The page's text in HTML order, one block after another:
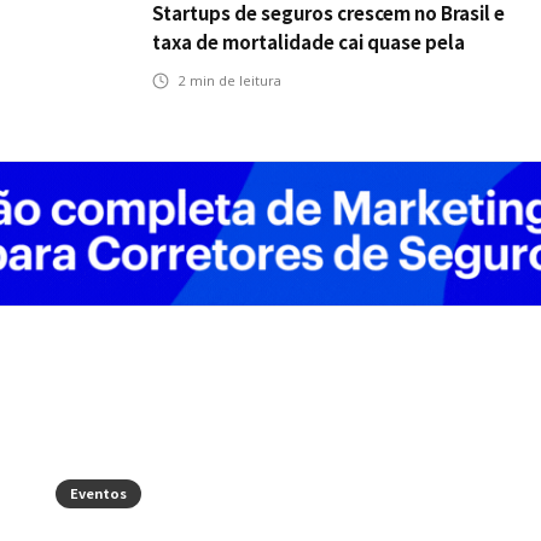
Startups de seguros crescem no Brasil e
taxa de mortalidade cai quase pela
metade, aponta estudo
2min de leitura
Eventos